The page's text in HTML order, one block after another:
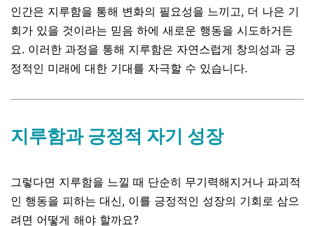
인간은 지루함을 통해 변화의 필요성을 느끼고, 더 나은 기
회가 있을 것이라는 믿음 하에 새로운 행동을 시도하거든
요. 이러한 과정을 통해 지루함은 자연스럽게 창의성과 긍
정적인 미래에 대한 기대를 자극할 수 있습니다.
지루함과 긍정적 자기 성장
그렇다면 지루함을 느낄 때 단순히 무기력해지거나 파괴적
인 행동을 피하는 대신, 이를 긍정적인 성장의 기회로 삼으
려면 어떻게 해야 할까요?